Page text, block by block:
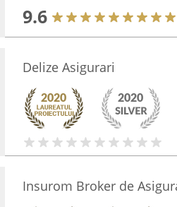
9.6
Delize Asigurari
Insurom Broker de